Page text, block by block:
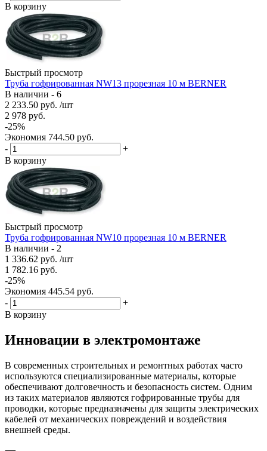
В корзину
Быстрый просмотр
Труба гофрированная NW13 прорезная 10 м BERNER
В наличии - 6
2 233.50 руб. /шт
2 978 руб.
-25%
Экономия 744.50 руб.
-
+
В корзину
Быстрый просмотр
Труба гофрированная NW10 прорезная 10 м BERNER
В наличии - 2
1 336.62 руб. /шт
1 782.16 руб.
-25%
Экономия 445.54 руб.
-
+
В корзину
Инновации в электромонтаже
В современных строительных и ремонтных работах часто
используются специализированные материалы, которые
обеспечивают долговечность и безопасность систем. Одним
из таких материалов являются гофрированные трубы для
проводки, которые предназначены для защиты электрических
кабелей от механических повреждений и воздействия
внешней среды.